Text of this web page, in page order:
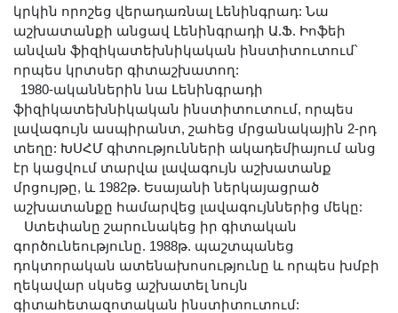
կրկին որոշեց վերադառնալ Լենինգրադ: Նա
աշխատանքի անցավ Լենինգրադի Ա.Ֆ. Իոֆեի
անվան ֆիզիկատեխնիկական ինստիտուտում՝
որպես կրտսեր գիտաշխատող:
1980-ականներին նա Լենինգրադի
ֆիզիկատեխնիկական ինստիտուտում, որպես
լավագույն ասպիրանտ, շահեց մրցանակային 2-րդ
տեղը: ԽՍՀՄ գիտությունների ակադեմիայում անց
էր կացվում տարվա լավագույն աշխատանք
մրցույթը, և 1982թ. Եսայանի ներկայացրած
աշխատանքը համարվեց լավագույններից մեկը:
Ստեփանը շարունակեց իր գիտական
գործունեությունը. 1988թ. պաշտպանեց
դոկտորական ատենախոսությունը և որպես խմբի
ղեկավար սկսեց աշխատել նույն
գիտահետազոտական ինստիտուտում: